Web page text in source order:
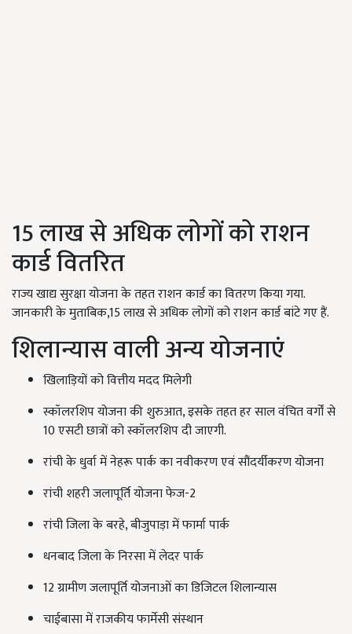
15 लाख से अधिक लोगों को राशन
कार्ड वितरित
राज्य खाद्य सुरक्षा योजना के तहत राशन कार्ड का वितरण किया गया.
जानकारी के मुताबिक,15 लाख से अधिक लोगों को राशन कार्ड बांटे गए हैं.
शिलान्यास वाली अन्य योजनाएं
खिलाड़ियों को वित्तीय मदद मिलेगी
स्कॉलरशिप योजना की शुरुआत, इसके तहत हर साल वंचित वर्गों से
10 एसटी छात्रों को स्कॉलरशिप दी जाएगी.
रांची के धुर्वा में नेहरू पार्क का नवीकरण एवं सौंदर्यीकरण योजना
रांची शहरी जलापूर्ति योजना फेज-2
रांची जिला के बरहे, बीजुपाड़ा में फार्मा पार्क
धनबाद जिला के निरसा में लेदर पार्क
12 ग्रामीण जलापूर्ति योजनाओं का डिजिटल शिलान्यास
चाईबासा में राजकीय फार्मेसी संस्थान